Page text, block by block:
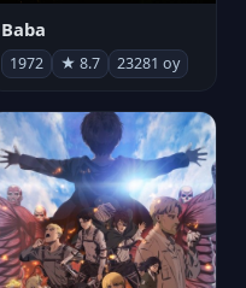
Baba
1972 ★ 8.7 23281 oy